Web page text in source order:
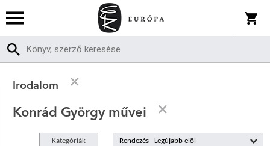
Irodalom
Konrád György művei
Kategóriák Rendezés